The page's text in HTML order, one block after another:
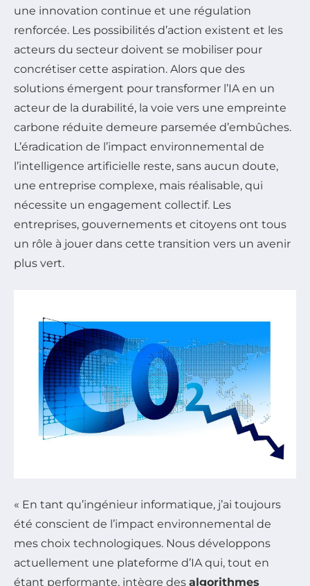
une innovation continue et une régulation
renforcée. Les possibilités d’action existent et les
acteurs du secteur doivent se mobiliser pour
concrétiser cette aspiration. Alors que des
solutions émergent pour transformer l’IA en un
acteur de la durabilité, la voie vers une empreinte
carbone réduite demeure parsemée d’embûches.
L’éradication de l’impact environnemental de
l’intelligence artificielle reste, sans aucun doute,
une entreprise complexe, mais réalisable, qui
nécessite un engagement collectif. Les
entreprises, gouvernements et citoyens ont tous
un rôle à jouer dans cette transition vers un avenir
plus vert.
« En tant qu’ingénieur informatique, j’ai toujours
été conscient de l’impact environnemental de
mes choix technologiques. Nous développons
actuellement une plateforme d’IA qui, tout en
étant performante, intègre des algorithmes